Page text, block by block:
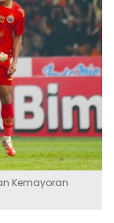
Kemayoran